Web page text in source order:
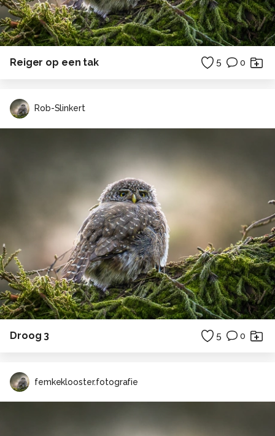
Reiger op een tak 5 0
Rob-Slinkert
Droog 3 5 0
femkeklooster.fotografie